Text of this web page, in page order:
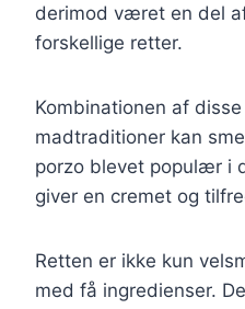
derimod været en del
forskellige retter.
Kombinationen af
madtraditioner kan
porzo blevet populær i
giver en cremet og
Retten er ikke kun
med få ingredienser.